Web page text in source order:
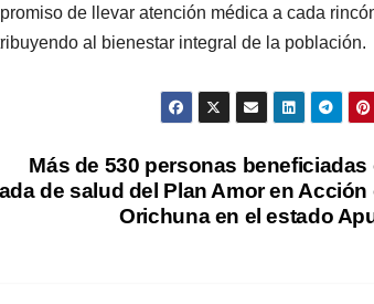
de llevar atención médica a cada
al bienestar integral de la población.
Más de 530 personas beneficiadas
de salud del Plan Amor en Acción
Orichuna en el estado